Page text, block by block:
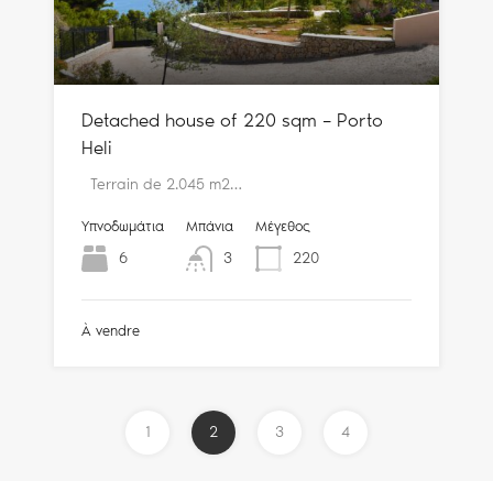
Detached house of 220 sqm – Porto
Heli
Terrain de 2.045 m2…
Υπνοδωμάτια
6
Μπάνια
3
Μέγεθος
220
À vendre
1 2 3 4